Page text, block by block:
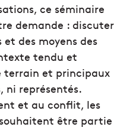
ce séminaire
demande : discuter
des moyens des
tendu et
terrain et principaux
ni représentés.
et au conflit, les
être partie